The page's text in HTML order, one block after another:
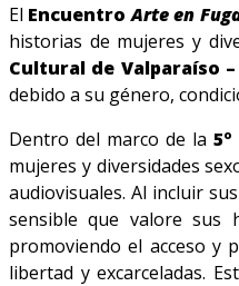
El EncuentroArte en
historias de mujeres y
Cultural de Valparaíso –
debido a su género,
Dentro del marco de la
mujeres y diversidades
audiovisuales. Al incluir
sensible que valore sus
promoviendo el acceso y
libertad y excarceladas.